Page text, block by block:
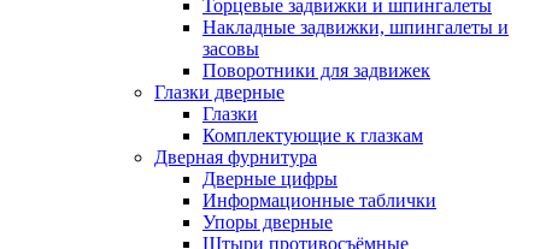
Торцевые задвижки и шпингалеты
Накладные задвижки, шпингалеты и
засовы
Поворотники для задвижек
Глазки дверные
Глазки
Комплектующие к глазкам
Дверная фурнитура
Дверные цифры
Информационные таблички
Упоры дверные
Штыри противосъёмные